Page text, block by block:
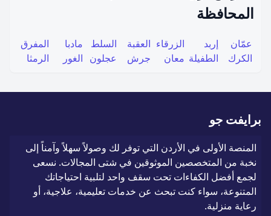
المحافظة
عمّان إربد الزرقاء العقبة السلط مادبا
المفرق
الكرك
الطفيلة معان جرش عجلون الغور الرمثا
برايفت جو
المنصة الأولى في الأردن التي توفر لك وصولاً سهلاً وآمناً إلى
نخبة من المتخصصين الموثوقين في شتى المجالات. نسعى
لجمع أفضل الكفاءات تحت سقف واحد لتلبية احتياجاتك
المتنوعة، سواء كنت تبحث عن خدمات تعليمية، علاجية، أو
رعاية منزلية.